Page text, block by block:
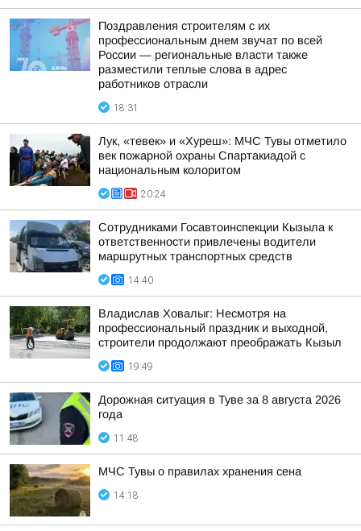
Поздравления строителям с их
профессиональным днем звучат по всей
России — региональные власти также
разместили теплые слова в адрес
работников отрасли
18:31
Лук, «тевек» и «Хуреш»: МЧС Тувы отметило
век пожарной охраны Спартакиадой с
национальным колоритом
20:24
Сотрудниками Госавтоинспекции Кызыла к
ответственности привлечены водители
маршрутных транспортных средств
14:40
Владислав Ховалыг: Несмотря на
профессиональный праздник и выходной,
строители продолжают преображать Кызыл
19:49
Дорожная ситуация в Туве за 8 августа 2026
года
11:48
МЧС Тувы о правилах хранения сена
14:18